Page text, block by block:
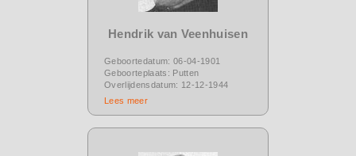
Hendrik van Veenhuisen
Geboortedatum: 06-04-1901
Geboorteplaats: Putten
Overlijdensdatum: 12-12-1944
Lees meer